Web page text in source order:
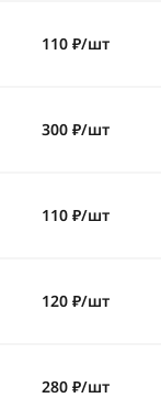
110 ₽/шт
300 ₽/шт
110 ₽/шт
120 ₽/шт
280 ₽/шт